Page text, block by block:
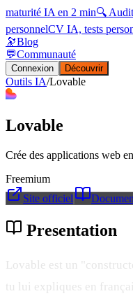
maturité IA en 2 min🔍
personnelCV IA, tests
🔭Blog
💬Communauté
Connexion Découvrir
Outils IA/Lovable
Lovable
Crée des applications web
Freemium
Site officiel
Presentation
Lovable est un
tu lui expliques en